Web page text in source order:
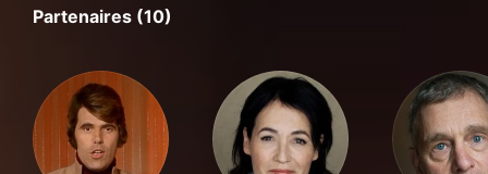
Partenaires (10)